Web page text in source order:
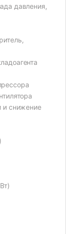
давления,
и снижение